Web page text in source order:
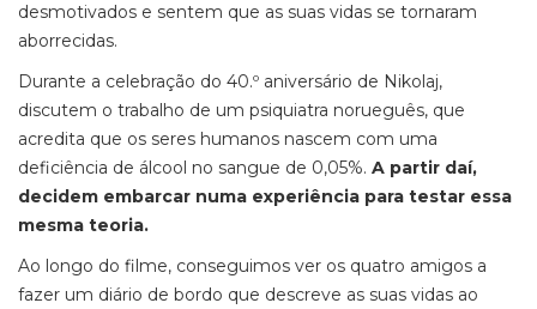
desmotivados e sentem que as suas vidas se tornaram
aborrecidas.
Durante a celebração do 40.º aniversário de Nikolaj,
discutem o trabalho de um psiquiatra norueguês, que
acredita que os seres humanos nascem com uma
deficiência de álcool no sangue de 0,05%. A partir daí,
decidem embarcar numa experiência para testar essa
mesma teoria.
Ao longo do filme, conseguimos ver os quatro amigos a
fazer um diário de bordo que descreve as suas vidas ao